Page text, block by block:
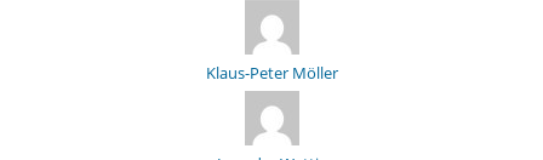
Klaus-Peter Möller